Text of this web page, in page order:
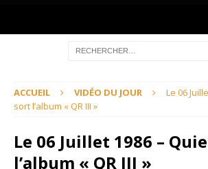
ACCUEIL VIDÉO DU JOUR
Le 06
sort l’album « QR III »
Le 06 Juillet 1986 –
l’album « QR III »